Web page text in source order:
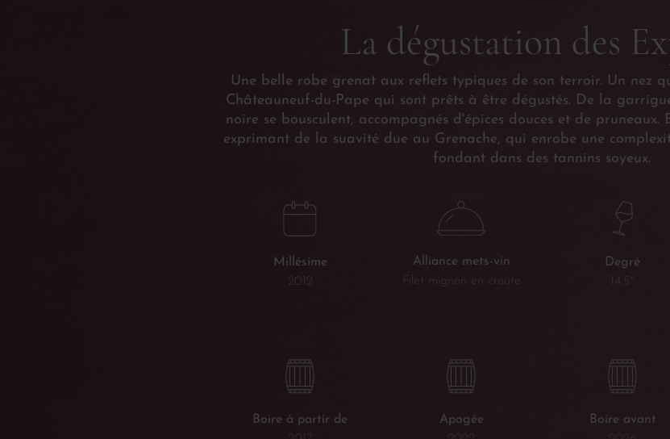
La dégustation des
Une belle robe grenat aux reflets typiques de son terroir. Un nez
Châteauneuf-du-Pape qui sont prêts à être dégustés. De la
noire se bousculent, accompagnés d'épices douces et de pruneaux.
exprimant de la suavité due au Grenache, qui enrobe une
fondant dans des tannins soyeux.
Millésime
2012
Alliance mets-vin
Filet mignon en croûte
Degré
14.5°
Boire à partir de
Apogée
Boire avant